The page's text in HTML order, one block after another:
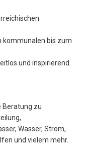
kommunalen bis zum
und inspirierend.
Beratung zu
Wasser, Strom,
und vielem mehr.